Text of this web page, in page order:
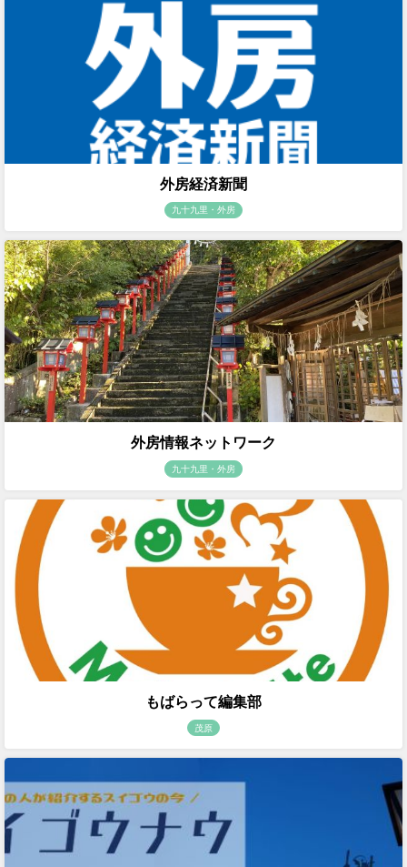
外房経済新聞
九十九里・外房
外房情報ネットワーク
九十九里・外房
もばらって編集部
茂原